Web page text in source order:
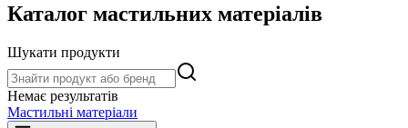
Каталог мастильних матеріалів
Шукати продукти
Шукати продукти
Немає результатів
Мастильні матеріали